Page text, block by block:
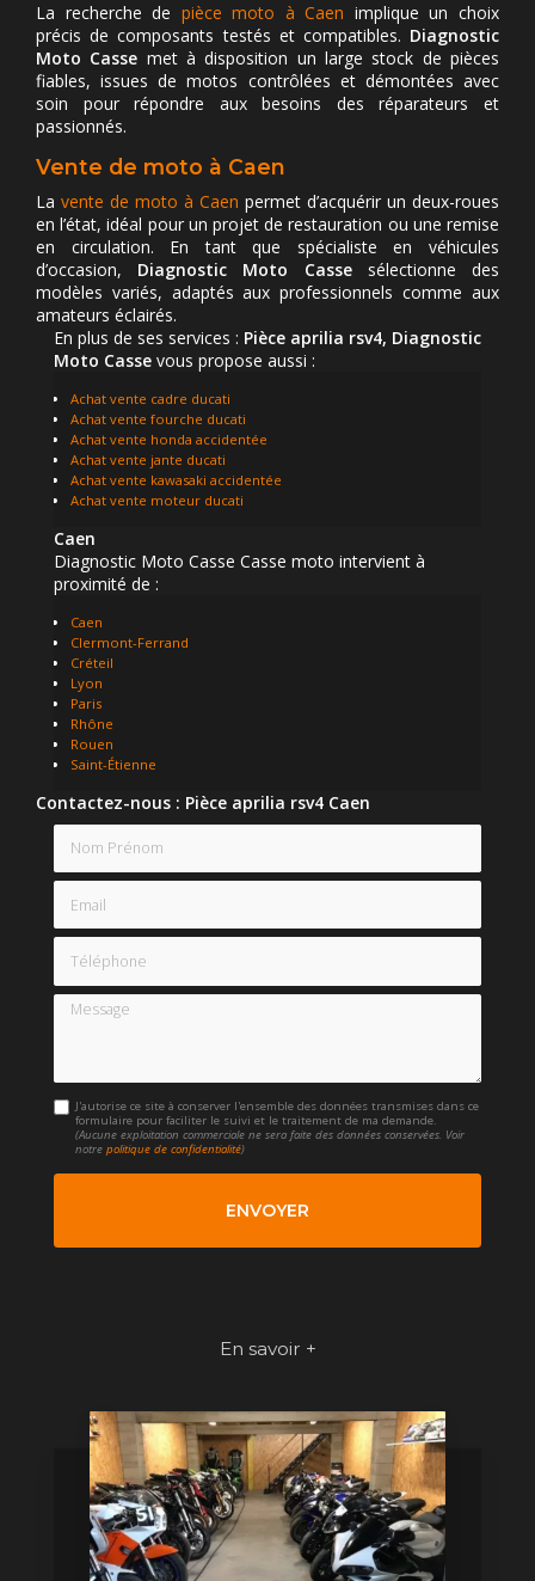
La recherche de pièce moto à Caen implique un choix
précis de composants testés et compatibles. Diagnostic
Moto Casse met à disposition un large stock de pièces
fiables, issues de motos contrôlées et démontées avec
soin pour répondre aux besoins des réparateurs et
passionnés.
Vente de moto à Caen
La vente de moto à Caen permet d’acquérir un deux-roues
en l’état, idéal pour un projet de restauration ou une remise
en circulation. En tant que spécialiste en véhicules
d’occasion, Diagnostic Moto Cassesélectionne des
modèles variés, adaptés aux professionnels comme aux
amateurs éclairés.
En plus de ses services : Pièce aprilia rsv4, Diagnostic
Moto Casse vous propose aussi :
Achat vente cadre ducati
Achat vente fourche ducati
Achat vente honda accidentée
Achat vente jante ducati
Achat vente kawasaki accidentée
Achat vente moteur ducati
Caen
Diagnostic Moto Casse Casse moto intervient à
proximité de :
Caen
Clermont-Ferrand
Créteil
Lyon
Paris
Rhône
Rouen
Saint-Étienne
Contactez-nous : Pièce aprilia rsv4 Caen
Nom Prénom
Email
Message
J'autorise ce site à conserver l'ensemble des données transmises dans ce
formulaire pour faciliter le suivi et le traitement de ma demande.
(Aucune exploitation commerciale ne sera faite des données conservées. Voir
notrepolitique de confidentialité)
En savoir +